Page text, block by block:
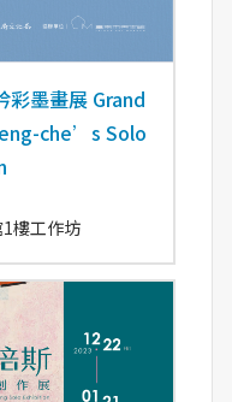
墨畫展 Grand
che’s Solo
樓工作坊